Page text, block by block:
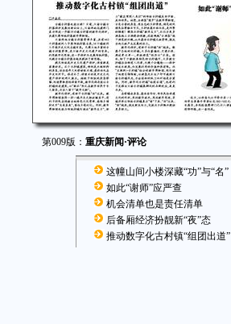
第009版： 重庆新闻·评论
这幢山间小楼深藏“功”与“名”
如此“谢师”应严查
机会清单也是责任清单
后备厢经济扮靓新“夜”态
推动数字化古村镇“组团出道”